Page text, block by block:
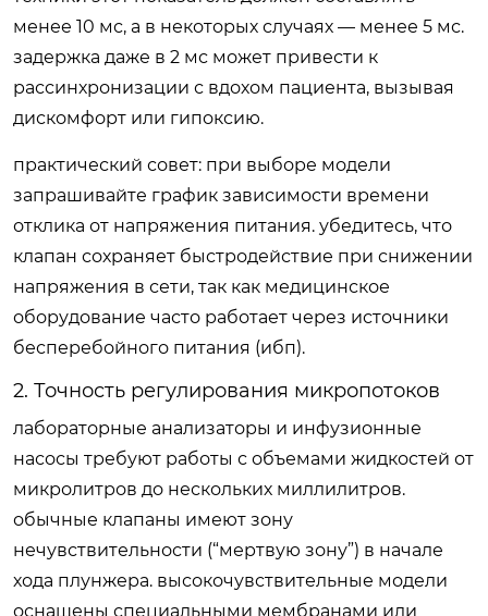
менее 10 мс, а в некоторых случаях — менее 5 мс.
задержка даже в 2 мс может привести к
рассинхронизации с вдохом пациента, вызывая
дискомфорт или гипоксию.
практический совет: при выборе модели
запрашивайте график зависимости времени
отклика от напряжения питания. убедитесь, что
клапан сохраняет быстродействие при снижении
напряжения в сети, так как медицинское
оборудование часто работает через источники
бесперебойного питания (ибп).
2. Точность регулирования микропотоков
лабораторные анализаторы и инфузионные
насосы требуют работы с объемами жидкостей от
микролитров до нескольких миллилитров.
обычные клапаны имеют зону
нечувствительности (“мертвую зону”) в начале
хода плунжера. высокочувствительные модели
оснащены специальными мембранами или